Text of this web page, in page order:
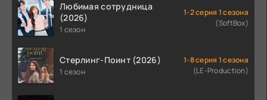
Любимая сотрудница
(2026)
1 сезон
1-2 серия 1 сезона
(SoftBox)
Стерлинг-Поинт (2026)
1 сезон
1-8 серия 1 сезона
(LE-Production)